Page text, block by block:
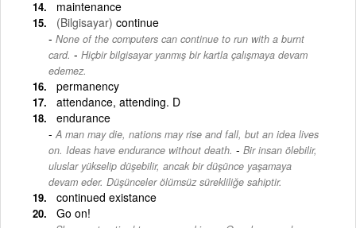
maintenance
(Bilgisayar) continue
None of the computers can continue to run with a burnt
card. - Hiçbir bilgisayar yanmış bir kartla çalışmaya devam
edemez.
permanency
attendance, attending. D
endurance
A man may die, nations may rise and fall, but an idea lives
on. Ideas have endurance without death. - Bir insan ölebilir,
uluslar yükselip düşebilir, ancak bir düşünce yaşamaya
devam eder. Düşünceler ölümsüz sürekliliğe sahiptir.
continued existance
Go on!